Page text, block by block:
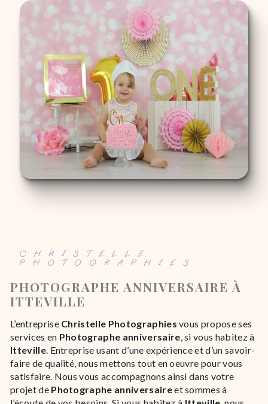
CHRISTELLE
PHOTOGRAPHIES
PHOTOGRAPHE ANNIVERSAIRE À
ITTEVILLE
L’entreprise Christelle Photographies vous propose ses
services en Photographe anniversaire, si vous habitez à
Itteville. Entreprise usant d’une expérience et d’un savoir-
faire de qualité, nous mettons tout en oeuvre pour vous
satisfaire. Nous vous accompagnons ainsi dans votre
projet de Photographe anniversaireet sommes à